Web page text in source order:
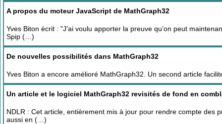
A propos du moteur JavaScript de MathGraph32
Yves Biton écrit : "J’ai voulu apporter la preuve qu’on peut
Spip (…)
De nouvelles possibilités dans MathGraph32
Yves Biton a encore amélioré MathGraph32. Un second article
Un article et le logiciel MathGraph32 revisités de fond en
NDLR : Cet article, entièrement mis à jour pour rendre compte des
aussi en (…)